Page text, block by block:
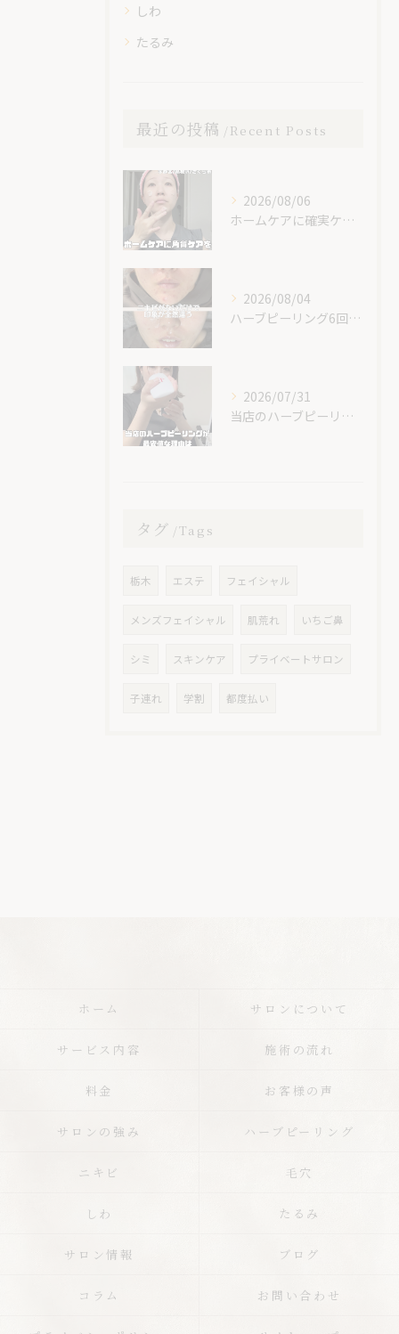
しわ
たるみ
最近の投稿 Recent Posts
2026/08/06
ホームケアに確実ケアを入れてみて😊✨
2026/08/04
ハーブピーリング6回での素晴らしい変化です！
2026/07/31
当店のハーブピーリングが最安値な理由🌿
タグ Tags
栃木 エステ フェイシャル
メンズフェイシャル 肌荒れ いちご鼻
シミ スキンケア プライベートサロン
子連れ 学割 都度払い
ホーム サロンについて
サービス内容 施術の流れ
料金 お客様の声
サロンの強み ハーブピーリング
ニキビ 毛穴
しわ たるみ
サロン情報 ブログ
コラム お問い合わせ